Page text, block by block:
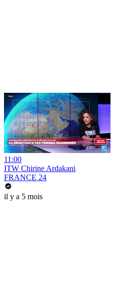
11:00
ITW Chirine Ardakani
FRANCE 24
il y a 5 mois